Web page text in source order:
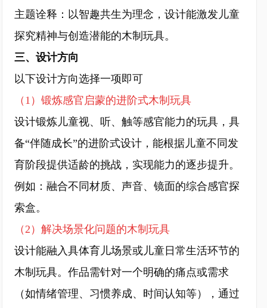
主题诠释：以智趣共生为理念，设计能激发儿童
探究精神与创造潜能的木制玩具。
三、设计方向
以下设计方向选择一项即可
（1）锻炼感官启蒙的进阶式木制玩具
设计锻炼儿童视、听、触等感官能力的玩具，具
备“伴随成长”的进阶式设计，能根据儿童不同发
育阶段提供适龄的挑战，实现能力的逐步提升。
例如：融合不同材质、声音、镜面的综合感官探
索盒。
（2）解决场景化问题的木制玩具
设计能融入具体育儿场景或儿童日常生活环节的
木制玩具。作品需针对一个明确的痛点或需求
（如情绪管理、习惯养成、时间认知等），通过